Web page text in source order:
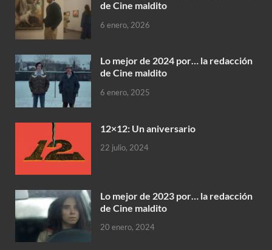
de Cine maldito
6 enero, 2026
Lo mejor de 2024 por… la redacción
de Cine maldito
6 enero, 2025
12×12: Un aniversario
22 julio, 2024
Lo mejor de 2023 por… la redacción
de Cine maldito
20 enero, 2024